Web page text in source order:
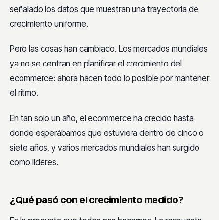
señalado los datos que muestran una trayectoria de
crecimiento uniforme.
Pero las cosas han cambiado. Los mercados mundiales
ya no se centran en planificar el crecimiento del
ecommerce: ahora hacen todo lo posible por mantener
el ritmo.
En tan solo un año, el ecommerce ha crecido hasta
donde esperábamos que estuviera dentro de cinco o
siete años, y varios mercados mundiales han surgido
como líderes.
¿Qué pasó con el crecimiento medido?